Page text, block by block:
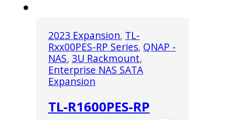
2023 Expansion, TL-
Rxx00PES-RP Series, QNAP -
NAS, 3U Rackmount,
Enterprise NAS SATA
Expansion
TL-R1600PES-RP